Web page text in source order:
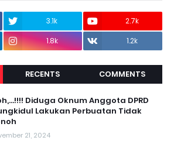
3.1k
2.7k
1.8k 1.2k
RECENTS COMMENTS
Diduga Oknum Anggota DPRD
Lakukan Perbuatan Tidak
21, 2024